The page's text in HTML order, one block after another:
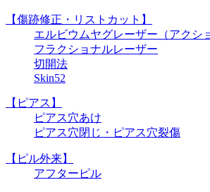
【傷跡修正・リストカット】
エルビウムヤグレーザー（アクシ
フラクショナルレーザー
切開法
Skin52
【ピアス】
ピアス穴あけ
ピアス穴閉じ・ピアス穴裂傷
【ピル外来】
アフターピル